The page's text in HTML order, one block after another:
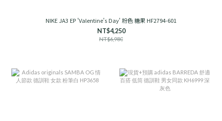
NIKE JA3 EP 'Valentine's Day' 粉色 糖果 HF2794-601
NT$4,250
NT$6,980